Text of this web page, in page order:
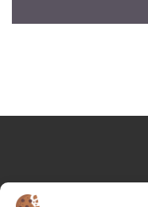
NOS COORDONNÉES